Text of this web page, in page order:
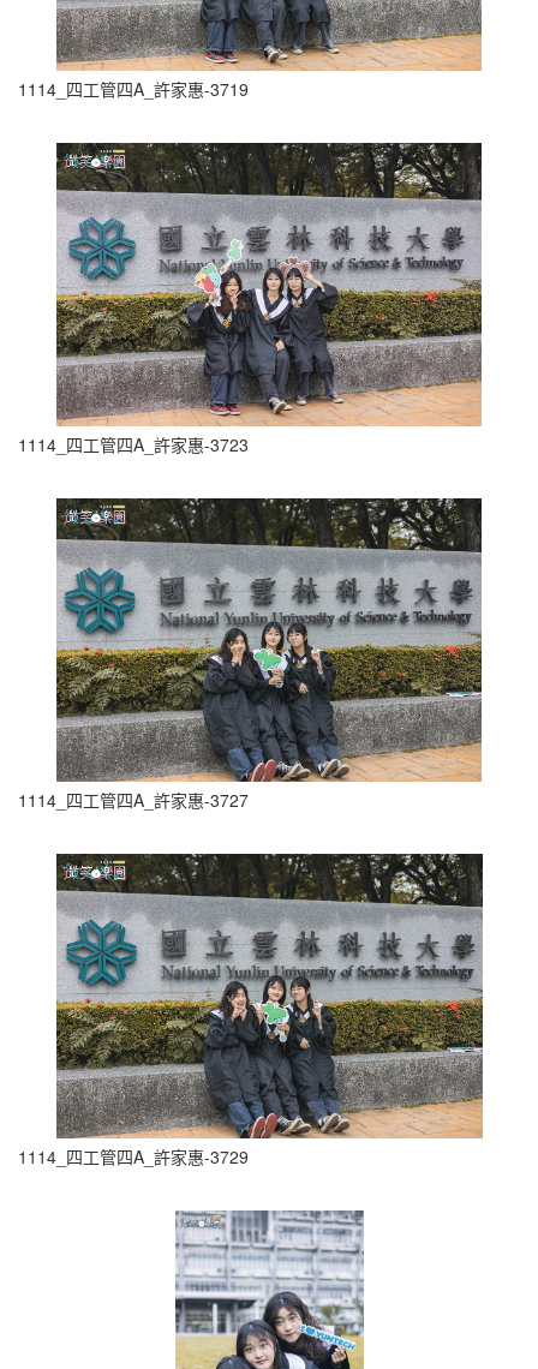
1114_四工管四A_許家惠-3719
1114_四工管四A_許家惠-3723
1114_四工管四A_許家惠-3727
1114_四工管四A_許家惠-3729